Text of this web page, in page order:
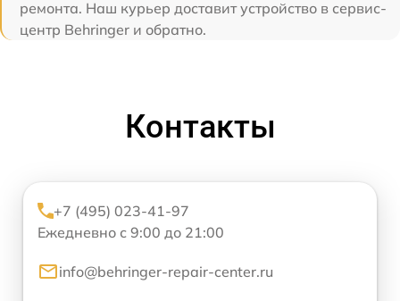
ремонта. Наш курьер доставит устройство в сервис-
центр Behringer и обратно.
Контакты
+7 (495) 023-41-97
Ежедневно с 9:00 до 21:00
info@behringer-repair-center.ru